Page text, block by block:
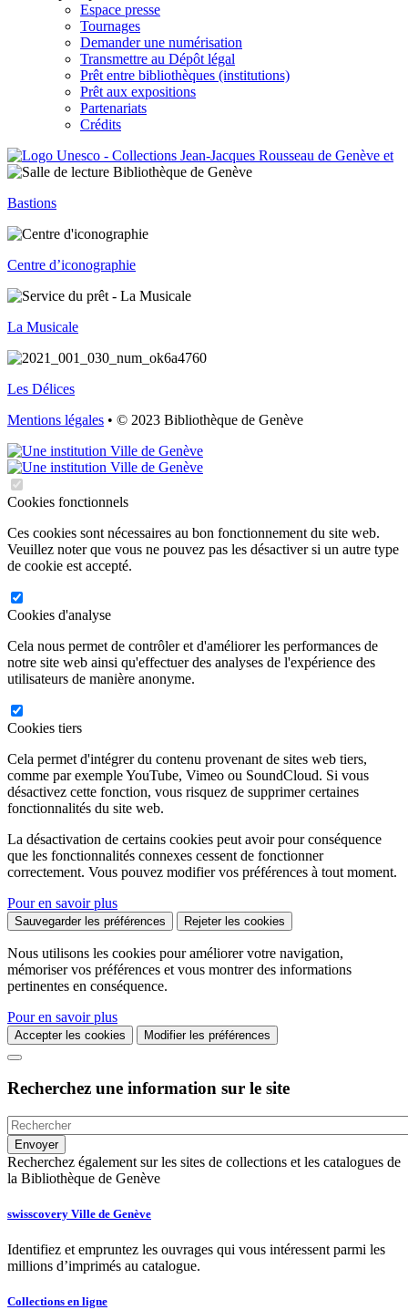
Espace presse
Tournages
Demander une numérisation
Transmettre au Dépôt légal
Prêt entre bibliothèques (institutions)
Prêt aux expositions
Partenariats
Crédits
Bastions
Centre d’iconographie
La Musicale
Les Délices
Mentions légales • © 2023 Bibliothèque de Genève
Cookies fonctionnels
Ces cookies sont nécessaires au bon fonctionnement du site web.
Veuillez noter que vous ne pouvez pas les désactiver si un autre type
de cookie est accepté.
Cookies d'analyse
Cela nous permet de contrôler et d'améliorer les performances de
notre site web ainsi qu'effectuer des analyses de l'expérience des
utilisateurs de manière anonyme.
Cookies tiers
Cela permet d'intégrer du contenu provenant de sites web tiers,
comme par exemple YouTube, Vimeo ou SoundCloud. Si vous
désactivez cette fonction, vous risquez de supprimer certaines
fonctionnalités du site web.
La désactivation de certains cookies peut avoir pour conséquence
que les fonctionnalités connexes cessent de fonctionner
correctement. Vous pouvez modifier vos préférences à tout moment.
Pour en savoir plus
Sauvegarder les préférences Rejeter les cookies
Nous utilisons les cookies pour améliorer votre navigation,
mémoriser vos préférences et vous montrer des informations
pertinentes en conséquence.
Pour en savoir plus
Accepter les cookies Modifier les préférences
Recherchez une information sur le site
Recherchez également sur les sites de collections et les catalogues de
la Bibliothèque de Genève
swisscovery Ville de Genève
Identifiez et empruntez les ouvrages qui vous intéressent parmi les
millions d’imprimés au catalogue.
Collections en ligne